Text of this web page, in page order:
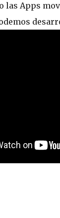
las Apps